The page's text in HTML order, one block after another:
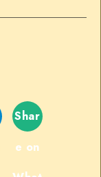
Shar
e on